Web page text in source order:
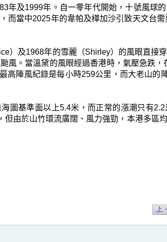
及1999年。自一零年代開始，十號風球
而當中2025年的韋帕及樺加沙引致天文台
）及1968年的雪麗（Shirley）的風眼直接
風。當溫黛的風眼經過香港時，氣壓急跌
高陣風紀錄是每小時259公里，而大老山的
圖基準面以上5.4米，而正常的漲潮只有
由於山竹環流廣闊、風力強勁，本港多區